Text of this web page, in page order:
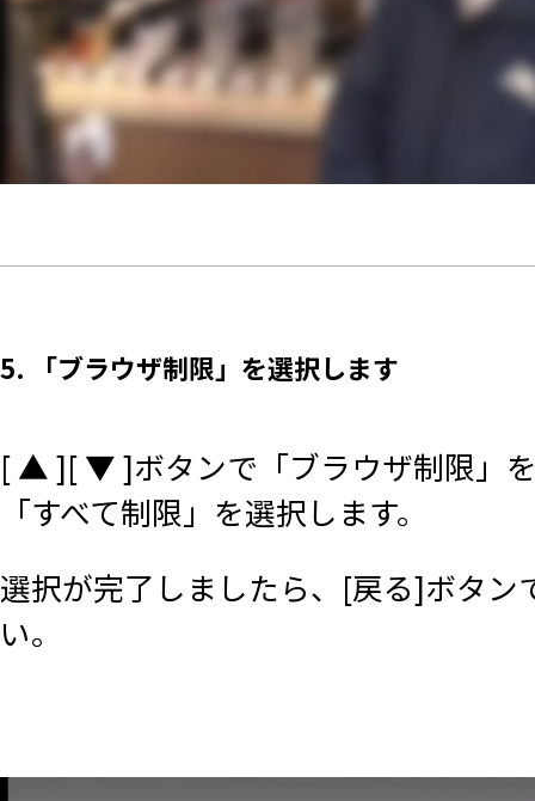
5. 「ブラウザ制限」を選択します
[ ▲ ][ ▼ ]ボタンで「ブラウザ制限」
「すべて制限」を選択します。
選択が完了しましたら、[戻る]ボタン
い。